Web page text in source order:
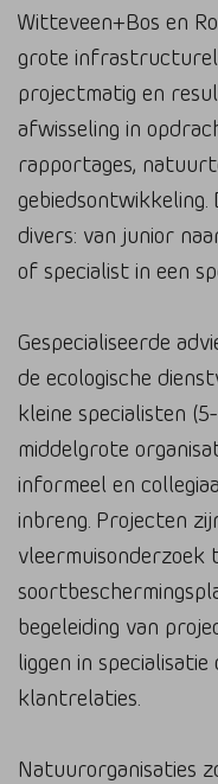
Witteveen+Bos en
grote
projectmatig en
afwisseling in
rapportages,
gebiedsontwikkeling.
divers: van junior
of specialist in een
Gespecialiseerde
de ecologische
kleine specialisten
middelgrote
informeel en
inbreng. Projecten
begeleiding van
liggen in
klantrelaties.
Natuurorganisaties